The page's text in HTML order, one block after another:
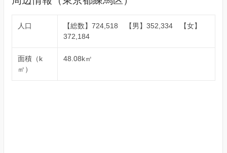
人口
【総数】724,518 【男】352,334 【女】
372,184
面積（k
㎡）
48.08k㎡